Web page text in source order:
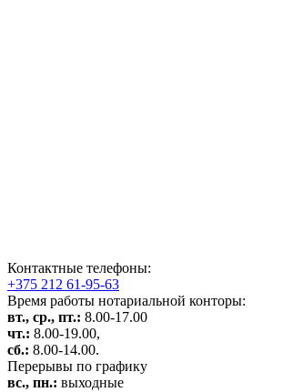
Контактные телефоны:
+375 212 61-95-63
Время работы нотариальной конторы:
вт., ср., пт.: 8.00-17.00
чт.: 8.00-19.00,
сб.: 8.00-14.00.
Перерывы по графику
вс., пн.: выходные